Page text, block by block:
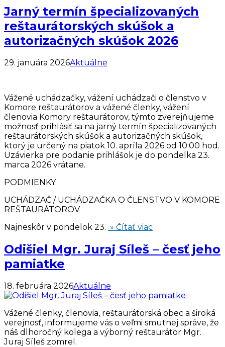
Jarný termín špecializovaných
reštaurátorských skúšok a
autorizačných skúšok 2026
29. januára 2026Aktuálne
Vážené uchádzačky, vážení uchádzači o členstvo v
Komore reštaurátorov a vážené členky, vážení
členovia Komory reštaurátorov, týmto zverejňujeme
možnosť prihlásiť sa na jarný termín špecializovaných
reštaurátorských skúšok a autorizačných skúšok,
ktorý je určený na piatok 10. apríla 2026 od 10:00 hod.
Uzávierka pre podanie prihlášok je do pondelka 23.
marca 2026 vrátane.
PODMIENKY:
UCHÁDZAČ / UCHÁDZAČKA O ČLENSTVO V KOMORE
REŠTAURÁTOROV
Najneskôr v pondelok 23. » Čítať viac
Odišiel Mgr. Juraj Síleš – česť jeho
pamiatke
18. februára 2026Aktuálne
Vážené členky, členovia, reštaurátorská obec a široká
verejnosť, informujeme vás o veľmi smutnej správe, že
náš dlhoročný kolega a výborný reštaurátor Mgr.
Juraj Síleš zomrel.